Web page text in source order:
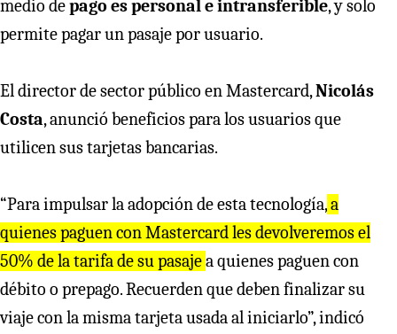
medio depago es personal e intransferible, y solo
permite pagar un pasaje por usuario.
El director de sector público en Mastercard,Nicolás
Costa, anunció beneficios para los usuarios que
utilicen sus tarjetas bancarias.
“Para impulsar la adopción de esta tecnología,a
quienes paguen con Mastercard les devolveremos el
50% de la tarifa de su pasajea quienes paguen con
débito o prepago. Recuerden que deben finalizar su
viaje con la misma tarjeta usada al iniciarlo”, indicó